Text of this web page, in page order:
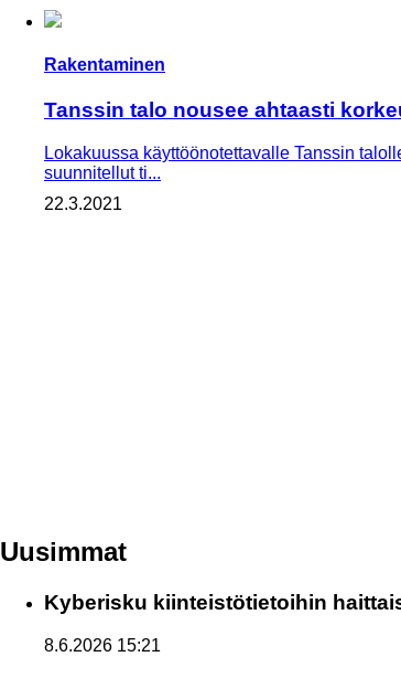
Rakentaminen
Tanssin talo nousee ahtaasti
Lokakuussa käyttöönotettavalle Tanssin
suunnitellut ti...
22.3.2021
Uusimmat
Kyberisku kiinteistötietoihin
8.6.2026 15:21